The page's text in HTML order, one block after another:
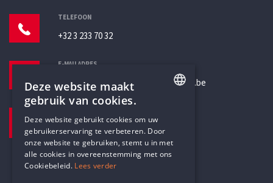
TELEFOON
+32 3 233 70 32
E-MAILADRES
secretariaat@humanistischverbond.be
Pottenbrug 4
Antwerpen, 2000
DUTCH
Deze website maakt
gebruik van cookies.
Deze website gebruikt cookies om uw
gebruikerservaring te verbeteren. Door
onze website te gebruiken, stemt u in met
alle cookies in overeenstemming met ons
Cookiebeleid. Lees verder